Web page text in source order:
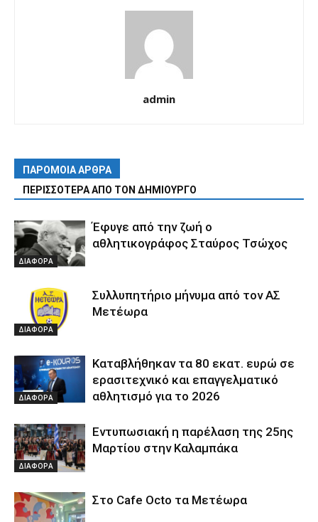
admin
ΠΑΡΟΜΟΙΑ ΑΡΘΡΑ
ΠΕΡΙΣΣΟΤΕΡΑ ΑΠΟ ΤΟΝ ΔΗΜΙΟΥΡΓΟ
ΔΙΑΦΟΡΑ
Έφυγε από την ζωή ο
αθλητικογράφος Σταύρος Τσώχος
ΔΙΑΦΟΡΑ
Συλλυπητήριο μήνυμα από τον ΑΣ
Μετέωρα
ΔΙΑΦΟΡΑ
Καταβλήθηκαν τα 80 εκατ. ευρώ σε
ερασιτεχνικό και επαγγελματικό
αθλητισμό για το 2026
ΔΙΑΦΟΡΑ
Εντυπωσιακή η παρέλαση της 25ης
Μαρτίου στην Καλαμπάκα
Στο Cafe Octo τα Μετέωρα